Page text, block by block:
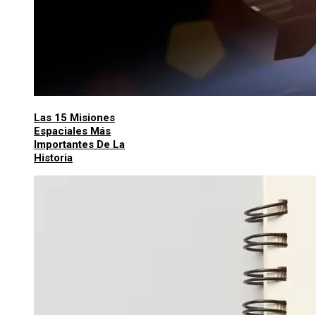
Las 15 Misiones
Espaciales Más
Importantes De La
Historia